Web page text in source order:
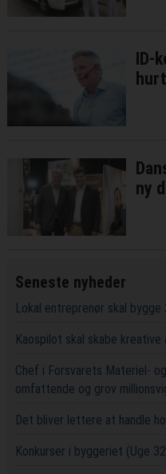
ID-
ny
Seneste nyheder
Lokal entreprenør skal bygge
Kaospilot skal skabe
Chef i Forsvarets Materiel-
omfattende og grov
Det bliver lettere at handle
Konkurser i byggeriet (Uge